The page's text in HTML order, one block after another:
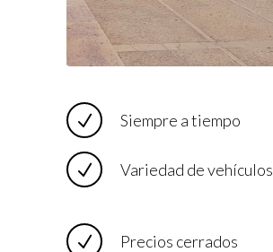
Siempre a tiempo
Variedad de vehículos
Precios cerrados